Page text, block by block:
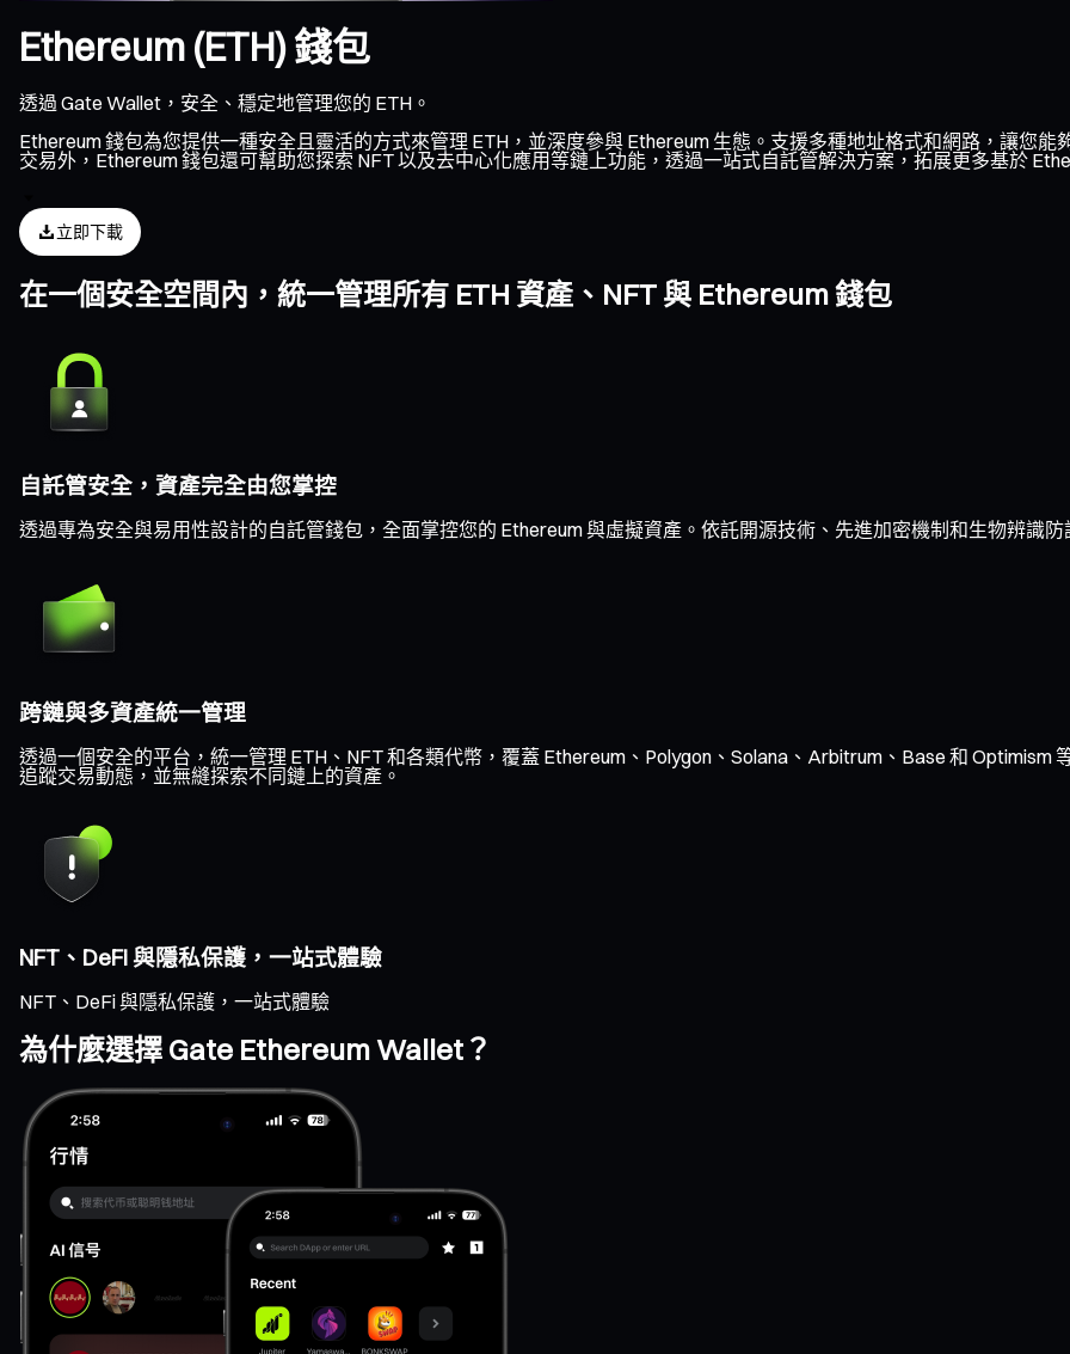
Ethereum (ETH) 錢包
透過 Gate Wallet，安全、穩定地管理您的 ETH。
Ethereum 錢包為您提供一種安全且靈活的方式來管理 ETH，並深度參與 Ethereum 生態。支援多種地址格式和網路，讓您
交易外，Ethereum 錢包還可幫助您探索 NFT 以及去中心化應用等鏈上功能，透過一站式自託管解決方案，拓展更多基於
立即下載
在一個安全空間內，統一管理所有 ETH 資產、NFT 與 Ethereum 錢包
自託管安全，資產完全由您掌控
透過專為安全與易用性設計的自託管錢包，全面掌控您的 Ethereum 與虛擬資產。依託開源技術、先進加密機制和生物辨識
跨鏈與多資產統一管理
透過一個安全的平台，統一管理 ETH、NFT 和各類代幣，覆蓋 Ethereum、Polygon、Solana、Arbitrum、Base 和 Optimism
追蹤交易動態，並無縫探索不同鏈上的資產。
NFT、DeFi 與隱私保護，一站式體驗
NFT、DeFi 與隱私保護，一站式體驗
為什麼選擇 Gate Ethereum Wallet？